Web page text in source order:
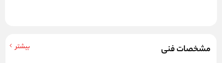
مشخصات فنی بیشتر